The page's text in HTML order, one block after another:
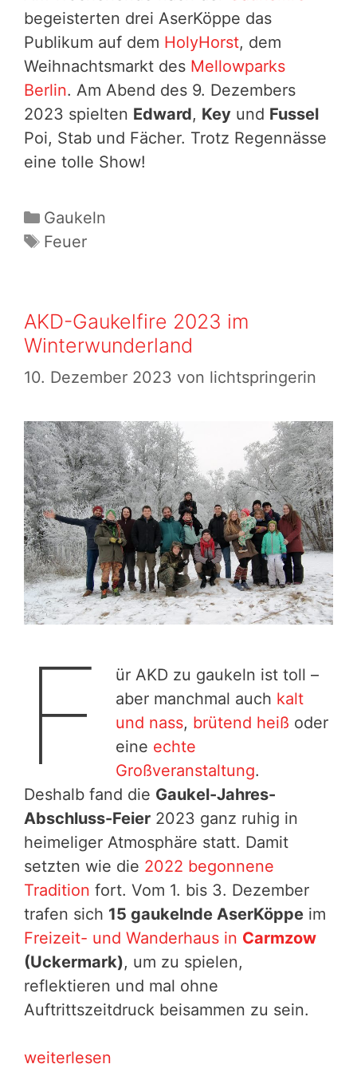
begeisterten drei AserKöppe das
Publikum auf dem HolyHorst, dem
Weihnachtsmarkt des Mellowparks
Berlin. Am Abend des 9. Dezembers
2023 spielten Edward, Key und Fussel
Poi, Stab und Fächer. Trotz Regennässe
eine tolle Show!
Kategorien
Gaukeln
Schlagwörter
Feuer
AKD-Gaukelfire 2023 im
Winterwunderland
10. Dezember 2023 von lichtspringerin
F
ür AKD zu gaukeln ist toll –
aber manchmal auch kalt
und nass, brütend heiß oder
eine echte
Großveranstaltung.
Deshalb fand die Gaukel-Jahres-
Abschluss-Feier 2023 ganz ruhig in
heimeliger Atmosphäre statt. Damit
setzten wie die 2022 begonnene
Tradition fort. Vom 1. bis 3. Dezember
trafen sich 15 gaukelnde AserKöppe im
Freizeit- und Wanderhaus in Carmzow
(Uckermark), um zu spielen,
reflektieren und mal ohne
Auftrittszeitdruck beisammen zu sein.
weiterlesen